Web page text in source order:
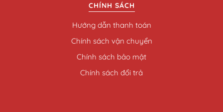
CHÍNH SÁCH
Hướng dẫn thanh toán
Chính sách vận chuyển
Chính sách bảo mật
Chính sách đổi trả